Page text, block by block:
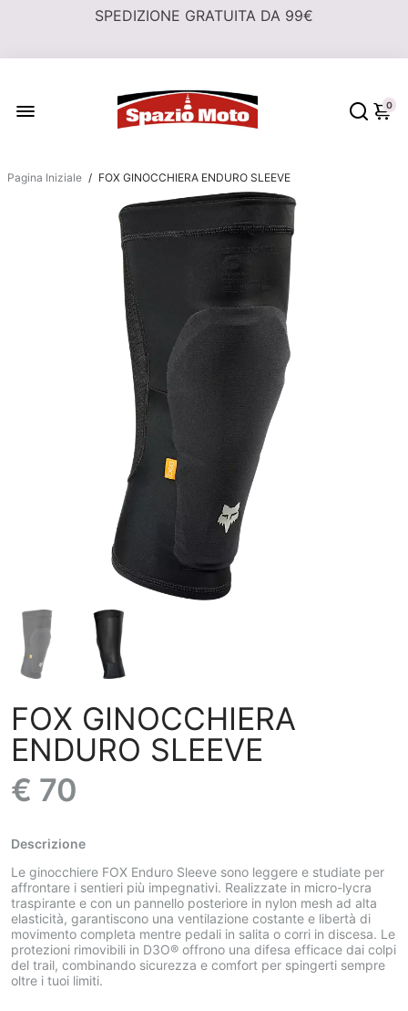
SPEDIZIONE GRATUITA DA 99€
0
Pagina Iniziale / FOX GINOCCHIERA ENDURO SLEEVE
FOX GINOCCHIERA
ENDURO SLEEVE
€ 70
Descrizione
Le ginocchiere FOX Enduro Sleeve sono leggere e studiate per
affrontare i sentieri più impegnativi. Realizzate in micro-lycra
traspirante e con un pannello posteriore in nylon mesh ad alta
elasticità, garantiscono una ventilazione costante e libertà di
movimento completa mentre pedali in salita o corri in discesa. Le
protezioni rimovibili in D3O® offrono una difesa efficace dai colpi
del trail, combinando sicurezza e comfort per spingerti sempre
oltre i tuoi limiti.